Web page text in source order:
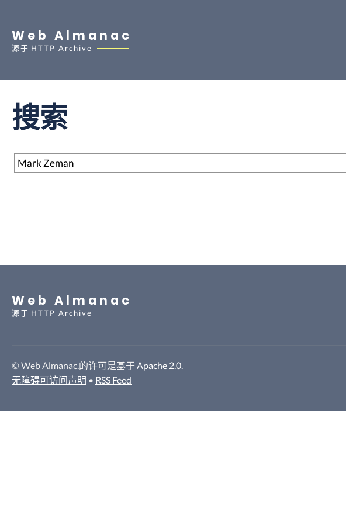
Web Almanac
源于 HTTP Archive
搜索
搜索
Web Almanac
源于 HTTP Archive
© Web Almanac.的许可是基于 Apache 2.0.
无障碍可访问声明 • RSS Feed